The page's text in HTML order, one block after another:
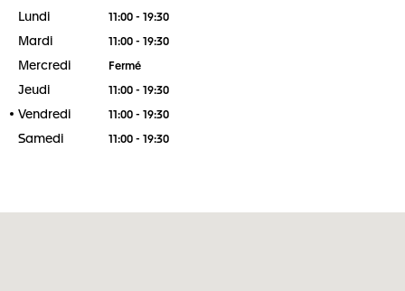
Lundi 11:00 - 19:30
Mardi 11:00 - 19:30
Mercredi Fermé
Jeudi 11:00 - 19:30
Vendredi 11:00 - 19:30
Samedi 11:00 - 19:30